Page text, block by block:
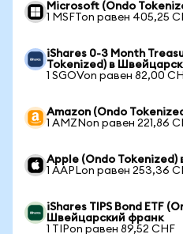
Microsoft (Ondo
1 MSFTon равен 405,25
iShares 0-3 Month
Tokenized) в
1 SGOVon равен 82,00
Amazon (Ondo
1 AMZNon равен 221,86
Apple (Ondo
1 AAPLon равен 253,36
iShares TIPS Bond ETF
Швейцарский франк
1 TIPon равен 89,52 CHF